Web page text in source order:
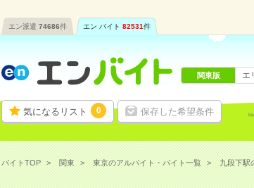
エン派遣 74686件 エン バイト 82531件
気になるリスト 0 保存した希望条件
関東版 エ
バイトTOP 関東 東京のアルバイト・バイト一覧 九段下駅